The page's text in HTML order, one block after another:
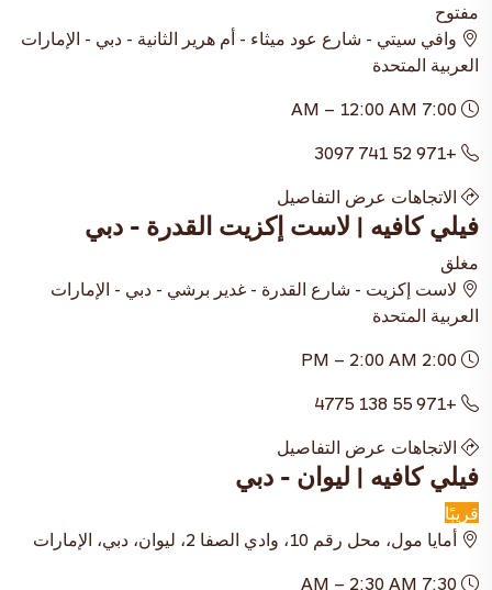
مفتوح
وافي سيتي - شارع عود ميثاء - أم هرير الثانية - دبي - الإمارات
العربية المتحدة
+971 52 741 3097
الاتجاهات عرض التفاصيل
فيلي كافيه | لاست إكزيت القدرة - دبي
مغلق
لاست إكزيت - شارع القدرة - غدير برشي - دبي - الإمارات
العربية المتحدة
+971 55 138 4775
الاتجاهات عرض التفاصيل
فيلي كافيه | ليوان - دبي
قريبًا
أمايا مول، محل رقم 10، وادي الصفا 2، ليوان، دبي، الإمارات